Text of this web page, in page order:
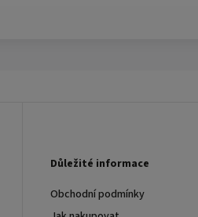
Důležité informace
Obchodní podmínky